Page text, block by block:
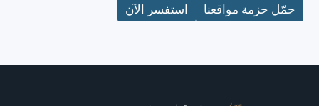
حمّل حزمة مواقعنا استفسر الآن